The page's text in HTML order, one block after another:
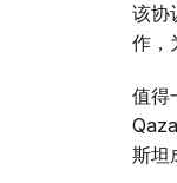
该协
作，
值得
斯坦